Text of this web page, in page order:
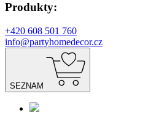
Produkty:
+420 608 501 760
info@partyhomedecor.cz
SEZNAM